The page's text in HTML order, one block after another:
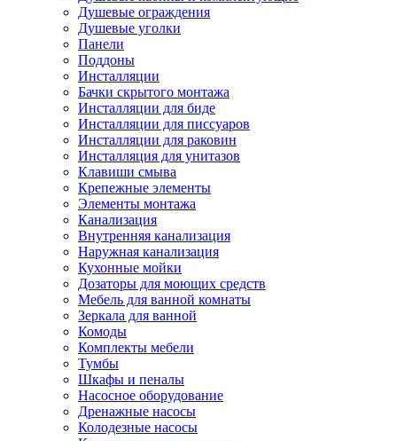
Душевые ограждения
Душевые уголки
Панели
Поддоны
Инсталляции
Бачки скрытого монтажа
Инсталляции для биде
Инсталляции для писсуаров
Инсталляции для раковин
Инсталляция для унитазов
Клавиши смыва
Крепежные элементы
Элементы монтажа
Канализация
Внутренняя канализация
Наружная канализация
Кухонные мойки
Дозаторы для моющих средств
Мебель для ванной комнаты
Зеркала для ванной
Комоды
Комплекты мебели
Тумбы
Шкафы и пеналы
Насосное оборудование
Дренажные насосы
Колодезные насосы